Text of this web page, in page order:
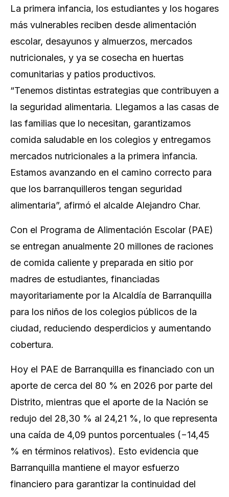
La primera infancia, los estudiantes y los hogares
más vulnerables reciben desde alimentación
escolar, desayunos y almuerzos, mercados
nutricionales, y ya se cosecha en huertas
comunitarias y patios productivos.
“Tenemos distintas estrategias que contribuyen a
la seguridad alimentaria. Llegamos a las casas de
las familias que lo necesitan, garantizamos
comida saludable en los colegios y entregamos
mercados nutricionales a la primera infancia.
Estamos avanzando en el camino correcto para
que los barranquilleros tengan seguridad
alimentaria”, afirmó el alcalde Alejandro Char.
Con el Programa de Alimentación Escolar (PAE)
se entregan anualmente 20 millones de raciones
de comida caliente y preparada en sitio por
madres de estudiantes, financiadas
mayoritariamente por la Alcaldía de Barranquilla
para los niños de los colegios públicos de la
ciudad, reduciendo desperdicios y aumentando
cobertura.
Hoy el PAE de Barranquilla es financiado con un
aporte de cerca del 80 % en 2026 por parte del
Distrito, mientras que el aporte de la Nación se
redujo del 28,30 % al 24,21 %, lo que representa
una caída de 4,09 puntos porcentuales (−14,45
% en términos relativos). Esto evidencia que
Barranquilla mantiene el mayor esfuerzo
financiero para garantizar la continuidad del